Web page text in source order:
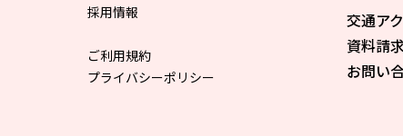
採用情報
ご利用規約
プライバシーポリシー
交通ア
資料請求
お問い